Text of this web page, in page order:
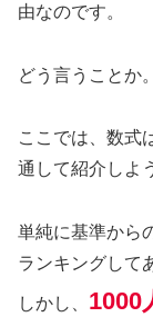
由なのです。
どう言うことか
ここでは、数式
通して紹介しよ
単純に基準から
ランキングして
しかし、 1000